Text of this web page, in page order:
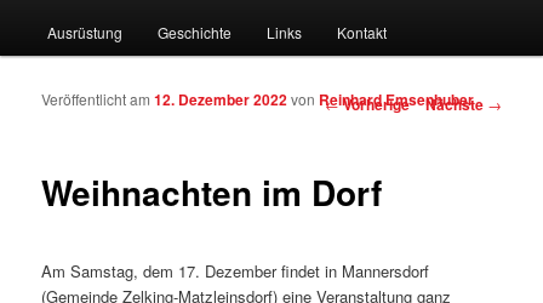
Ausrüstung Geschichte Links Kontakt
Artikelnavigation
←Vorherige Nächste →
Weihnachten im Dorf
Veröffentlicht am12. Dezember 2022von Reinhard Emsenhuber
Am Samstag, dem 17. Dezember findet in Mannersdorf
(Gemeinde Zelking-Matzleinsdorf) eine Veranstaltung ganz